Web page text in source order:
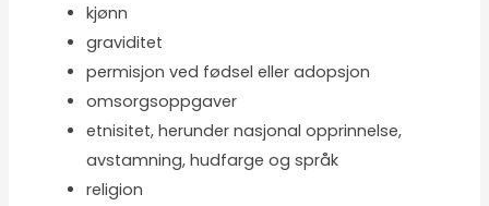
kjønn
graviditet
permisjon ved fødsel eller adopsjon
omsorgsoppgaver
etnisitet, herunder nasjonal opprinnelse,
avstamning, hudfarge og språk
religion